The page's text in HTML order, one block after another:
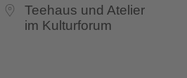
Teehaus und Atelier
im Kulturforum